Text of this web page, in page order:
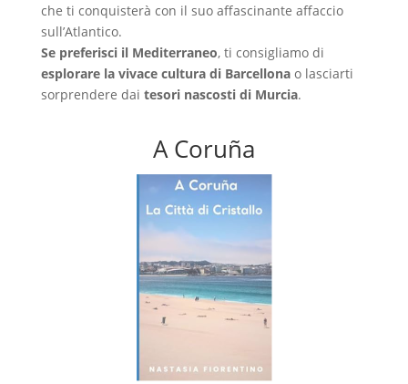
che ti conquisterà con il suo affascinante affaccio
sull’Atlantico.
Se preferisci il Mediterraneo, ti consigliamo di
esplorare la vivace cultura di Barcellonao lasciarti
sorprendere dai tesori nascosti di Murcia.
A Coruña